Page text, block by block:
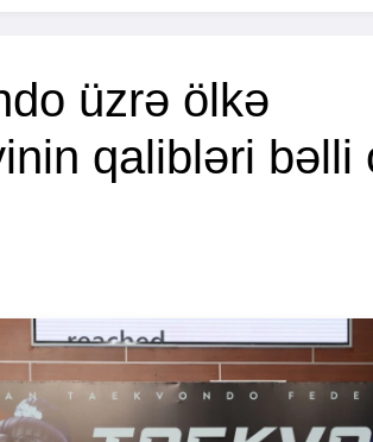
üzrə ölkə
qalibləri bəlli